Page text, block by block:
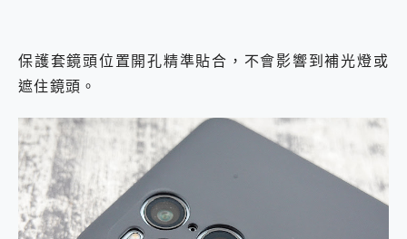
保護套鏡頭位置開孔精準貼合，不會影響到補光燈或
遮住鏡頭。